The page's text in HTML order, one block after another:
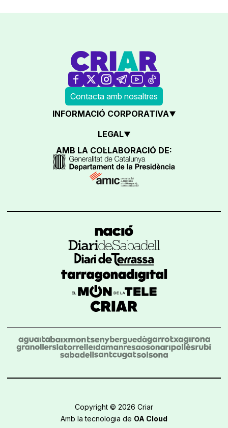
Contacta amb nosaltres
INFORMACIÓ CORPORATIVA
LEGAL
AMB LA COL·LABORACIÓ DE:
Copyright © 2026 Criar
Amb la tecnologia de OA Cloud